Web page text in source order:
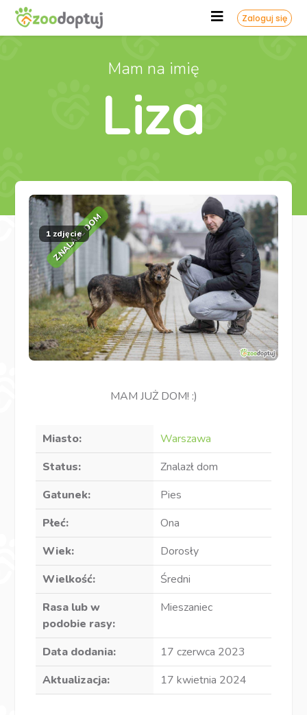
Zaloguj się
Mam na imię
Liza
ZNALAZŁ DOM
1 zdjęcie
MAM JUŻ DOM! :)
Miasto:
Warszawa
Status:
Znalazł dom
Gatunek:
Pies
Płeć:
Ona
Wiek:
Dorosły
Wielkość:
Średni
Rasa lub w
podobie rasy:
Mieszaniec
Data dodania:
17 czerwca 2023
Aktualizacja:
17 kwietnia 2024